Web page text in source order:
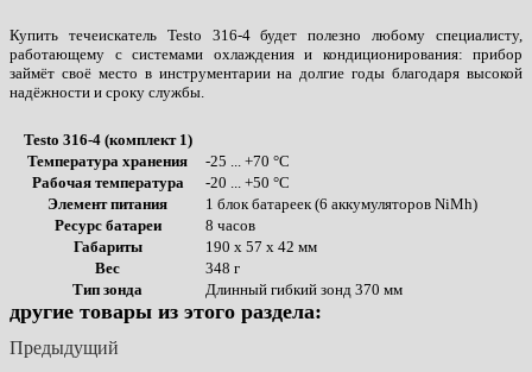
Купить течеискатель Testo 316-4 будет полезно любому специалисту,
работающему с системами охлаждения и кондиционирования: прибор
займёт своё место в инструментарии на долгие годы благодаря высокой
надёжности и сроку службы.
Testo 316-4 (комплект 1)
Температура хранения
-25 ... +70 °C
Рабочая температура
-20 ... +50 °C
Элемент питания
1 блок батареек (6 аккумуляторов NiMh)
Ресурс батареи
8 часов
Габариты
190 x 57 x 42 мм
Вес
348 г
Тип зонда
Длинный гибкий зонд 370 мм
другие товары из этого раздела:
Предыдущий